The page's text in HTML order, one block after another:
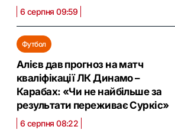
6 серпня 09:59
Футбол
Алієв дав прогноз на матч
кваліфікації ЛК Динамо –
Карабах: «Чи не найбільше за
результати переживає Суркіс»
6 серпня 08:22